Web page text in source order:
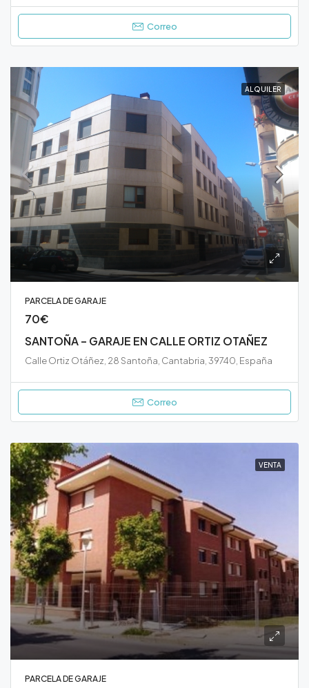
Correo
ALQUILER
PARCELA DE GARAJE
70€
SANTOÑA – GARAJE EN CALLE ORTIZ OTAÑEZ
Calle Ortiz Otáñez, 28 Santoña, Cantabria, 39740, España
Correo
VENTA
PARCELA DE GARAJE